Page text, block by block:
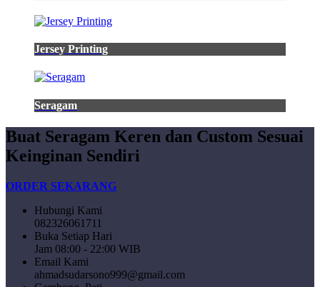
Jersey Printing
Seragam
Buat Seragam Keren dan Custom Sesuai
Keinginan Sendiri
ORDER SEKARANG
Hubungi Kami
082326061711
Buka Setiap Hari
Jam 08:00 - 22:00 WIB
Email Kami
ahmadsudarsono999@gmail.com